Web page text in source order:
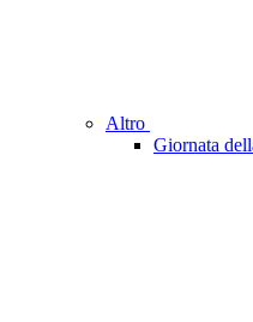
Altro
Giornata